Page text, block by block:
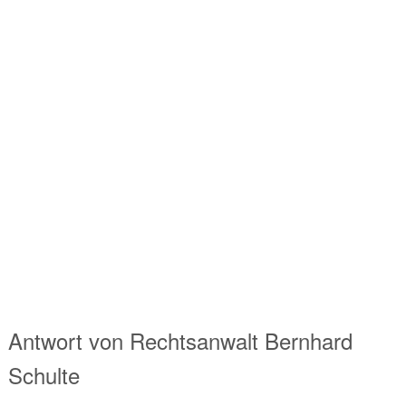
Antwort von Rechtsanwalt Bernhard
Schulte